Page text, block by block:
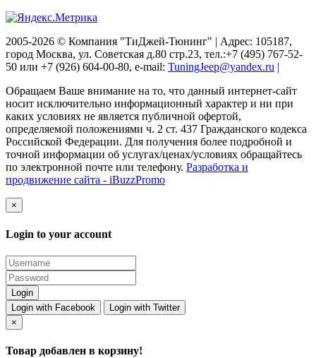
2005-2026 © Компания "ТиДжей-Тюнинг" | Адрес: 105187,
город Москва, ул. Советская д.80 стр.23, тел.:+7 (495) 767-52-
50 или +7 (926) 604-00-80, e-mail: TuningJeep@yandex.ru |
Обращаем Ваше внимание на то, что данный интернет-сайт
носит исключительно информационный характер и ни при
каких условиях не является публичной офертой,
определяемой положениями ч. 2 ст. 437 Гражданского кодекса
Российской Федерации. Для получения более подробной и
точной информации об услугах/ценах/условиях обращайтесь
по электронной почте или телефону. Разработка и
продвижение сайта - iBuzzPromo
×
Login to your account
Login with Facebook
Login with Twitter
×
Товар добавлен в корзину!